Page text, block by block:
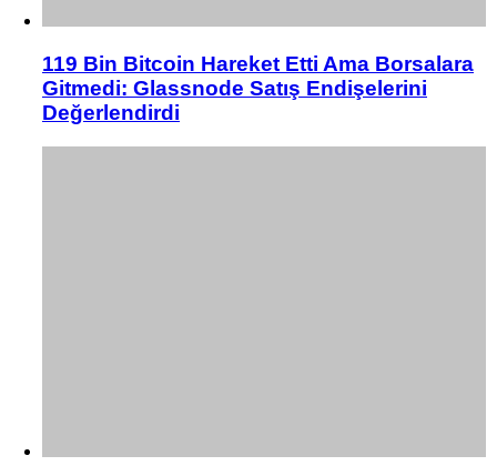
119 Bin Bitcoin Hareket Etti Ama Borsalara
Gitmedi: Glassnode Satış Endişelerini
Değerlendirdi